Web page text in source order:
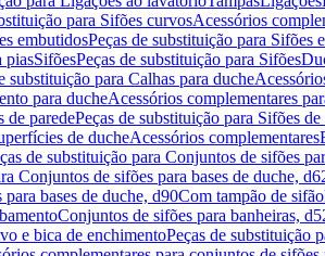
para Sifões curvosAcessórios
embutidosPeças de substituição para Sifões
piasSifõesPeças de substituição para Sifões
substituição para Calhas para duche
para ducheAcessórios complementares
de paredePeças de substituição para Sifões de
de ducheAcessórios complementares
de substituição para Conjuntos de sifões
Conjuntos de sifões para bases de duche,
bases de duche, d90Com tampão de sifão
Conjuntos de sifões para banheiras,
e bica de enchimentoPeças de substituição